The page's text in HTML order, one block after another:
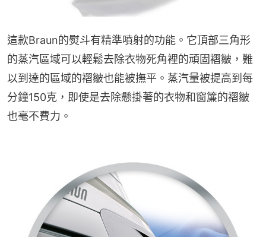
這款Braun的熨斗有精準噴射的功能。它頂部三角形
的蒸汽區域可以輕鬆去除衣物死角裡的頑固褶皺，難
以到達的區域的褶皺也能被撫平。蒸汽量被提高到每
分鐘150克，即使是去除懸掛著的衣物和窗簾的褶皺
也毫不費力。